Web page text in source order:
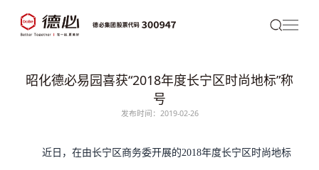
昭化德必易园喜获“2018年度长宁区时尚地标”称
号
发布时间：2019-02-26
近日，在由长宁区商务委开展的2018年度长宁区时尚地标